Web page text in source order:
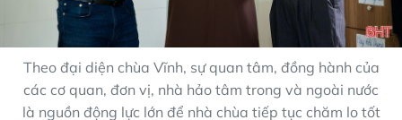
Theo đại diện chùa Vĩnh, sự quan tâm, đồng hành của
các cơ quan, đơn vị, nhà hảo tâm trong và ngoài nước
là nguồn động lực lớn để nhà chùa tiếp tục chăm lo tốt